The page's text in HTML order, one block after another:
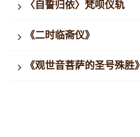
keyboard_arrow_right 〈自誓归依〉梵呗仪轨
keyboard_arrow_right 《二时临斋仪》
keyboard_arrow_right 《观世音菩萨的圣号殊胜》